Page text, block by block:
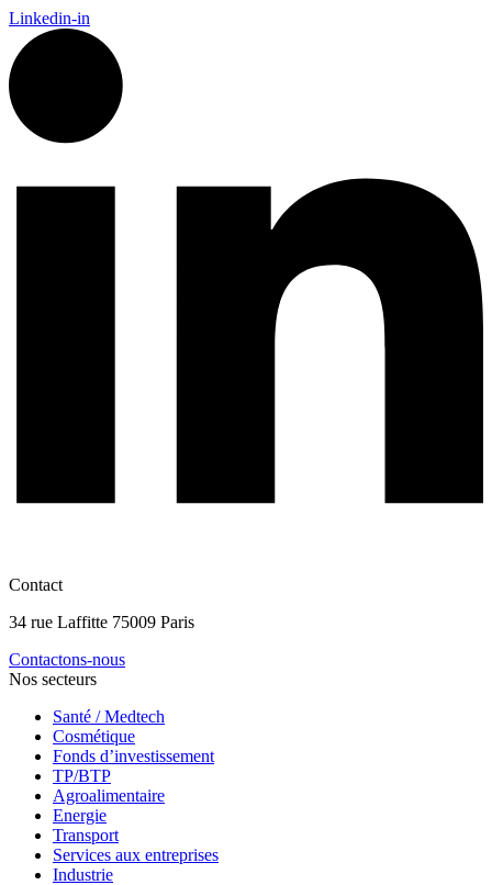
Linkedin-in
Contact
34 rue Laffitte 75009 Paris
Contactons-nous
Nos secteurs
Santé / Medtech
Cosmétique
Fonds d’investissement
TP/BTP
Agroalimentaire
Energie
Transport
Services aux entreprises
Industrie